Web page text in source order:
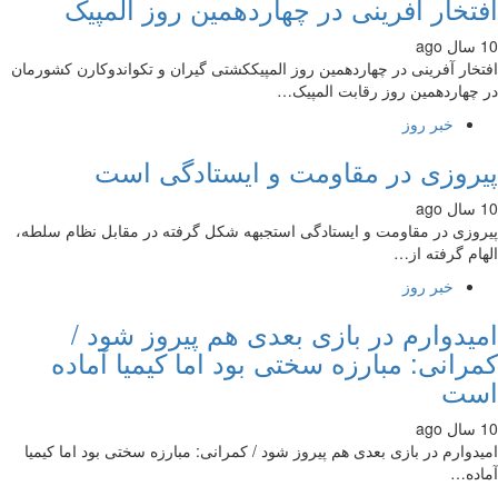
آفرینی در چهاردهمین روز المپیک
آفرینی در چهاردهمین روز المپیککشتی گیران و تکواندوکارن کشورمان
روز رقابت المپیک…
خبر روز
در مقاومت و ایستادگی است
در مقاومت و ایستادگی استجبهه شکل گرفته در مقابل نظام سلطه،
گرفته از…
خبر روز
در بازی بعدی هم پیروز شود /
مبارزه سختی بود اما کیمیا آماده
در بازی بعدی هم پیروز شود / کمرانی: مبارزه سختی بود اما کیمیا